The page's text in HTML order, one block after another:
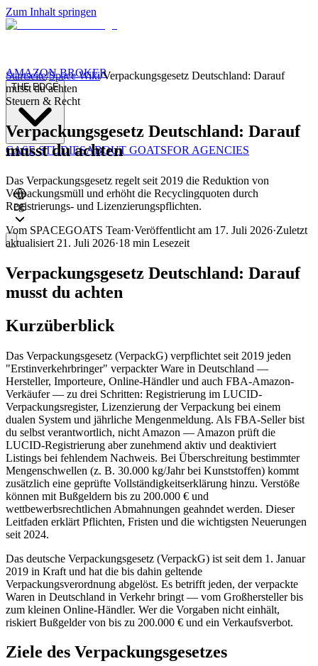
Zum Inhalt springen
AMAZON BROKER
THE EDGE
CASE STUDIESABOUT GOATSFOR AGENCIES
DE
Startseite/Space Wiki/Verpackungsgesetz Deutschland: Darauf
musst du achten
Steuern & Recht
Verpackungsgesetz Deutschland: Darauf
musst du achten
Das Verpackungsgesetz regelt seit 2019 die Reduktion von
Verpackungsmüll und erhöht die Recyclingquoten durch
Registrierungs- und Lizenzierungspflichten.
Vom SPACEGOATS Team·Veröffentlicht am 17. Juli 2026·Zuletzt
aktualisiert 21. Juli 2026·18 min Lesezeit
Verpackungsgesetz Deutschland: Darauf
musst du achten
Kurzüberblick
Das Verpackungsgesetz (VerpackG) verpflichtet seit 2019 jeden
"Erstinverkehrbringer" verpackter Ware in Deutschland —
Hersteller, Importeure, Online-Händler und auch FBA-Amazon-
Verkäufer — zu drei Schritten: Registrierung im LUCID-
Verpackungsregister, Lizenzierung der Verpackung bei einem
dualen System und jährliche Mengenmeldung. Als FBA-Seller bist
du selbst verantwortlich, nicht Amazon — Amazon prüft die
LUCID-Registrierung aber zunehmend aktiv und deaktiviert
Listings bei fehlendem Nachweis. Bei Überschreitung bestimmter
Mengenschwellen (z. B. 30.000 kg/Jahr bei Kunststoffen) kommt
zusätzlich eine geprüfte Vollständigkeitserklärung hinzu. Verstöße
können mit Bußgeldern bis zu 200.000 € und
wettbewerbsrechtlichen Abmahnungen geahndet werden. Dieser
Leitfaden erklärt Pflichten, Fristen und die wichtigsten Neuerungen
seit 2024.
Das deutsche Verpackungsgesetz (VerpackG) ist seit dem 1. Januar
2019 in Kraft und hat die bis dahin geltende
Verpackungsverordnung abgelöst. Es betrifft jeden, der verpackte
Waren in Deutschland in Verkehr bringt — vom Großhersteller bis
zum kleinen Online-Händler. Wer die Vorgaben nicht einhält,
riskiert Bußgelder von bis zu 200.000 € und ein Verkaufsverbot.
Ziele des Verpackungsgesetzes